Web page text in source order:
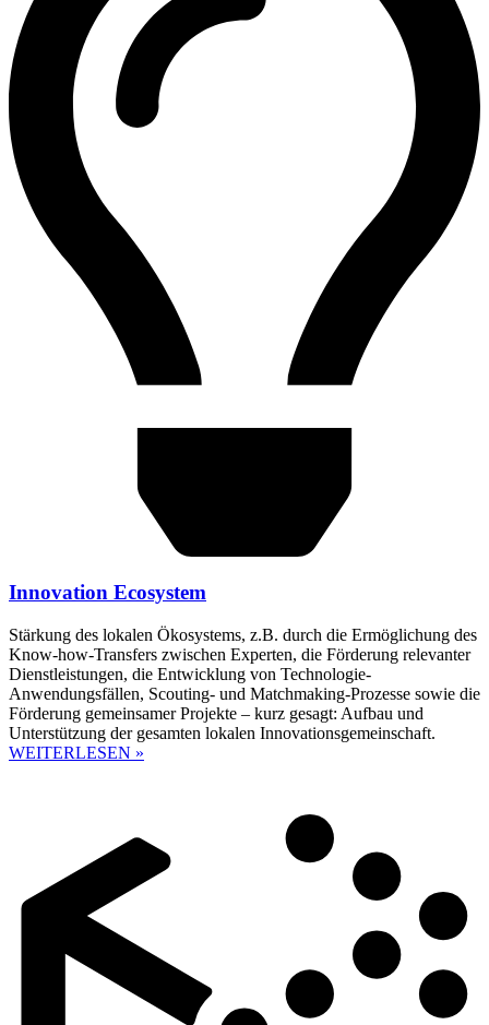
Innovation Ecosystem
Stärkung des lokalen Ökosystems, z.B. durch die Ermöglichung des
Know-how-Transfers zwischen Experten, die Förderung relevanter
Dienstleistungen, die Entwicklung von Technologie-
Anwendungsfällen, Scouting- und Matchmaking-Prozesse sowie die
Förderung gemeinsamer Projekte – kurz gesagt: Aufbau und
Unterstützung der gesamten lokalen Innovationsgemeinschaft.
WEITERLESEN »